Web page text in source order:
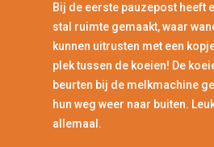
Bij de eerste pauzepost heeft
stal ruimte gemaakt, waar
kunnen uitrusten met een
plek tussen de koeien! De
beurten bij de melkmachine
hun weg weer naar buiten.
allemaal.